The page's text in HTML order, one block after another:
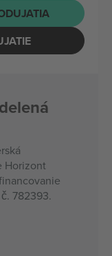
Horizont
782393.